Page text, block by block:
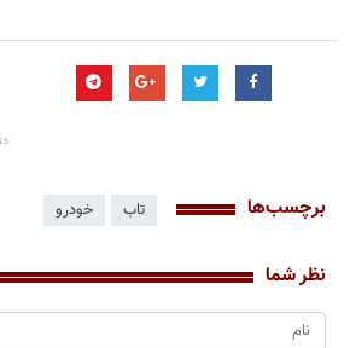
برچسب‌ها تاب خودرو
نظر شما